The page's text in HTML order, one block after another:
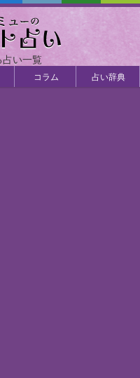
占い一覧
コラム 占い辞典